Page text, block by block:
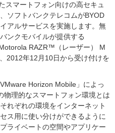
マートフォン向けの高セキュ
ソフトバンクテレコムがBYOD
アルサービスを実施します。無
ンクモバイルが提供する
RAZR™（レーザー） M
2012年12月10日から受け付けを
Horizon Mobile」によっ
物理的なスマートフォン環境とは
れぞれの環境をインターネット
ス用に使い分けができるように
ライベートの空間やアプリケー